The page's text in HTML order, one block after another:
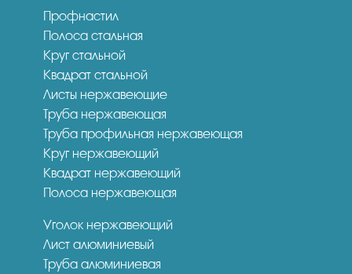
Профнастил
Полоса стальная
Круг стальной
Квадрат стальной
Листы нержавеющие
Труба нержавеющая
Труба профильная нержавеющая
Круг нержавеющий
Квадрат нержавеющий
Полоса нержавеющая
Уголок нержавеющий
Лист алюминиевый
Труба алюминиевая